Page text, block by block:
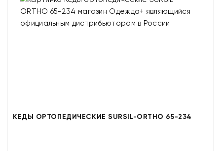
КЕДЫ ОРТОПЕДИЧЕСКИЕ SURSIL-ORTHO 65-234